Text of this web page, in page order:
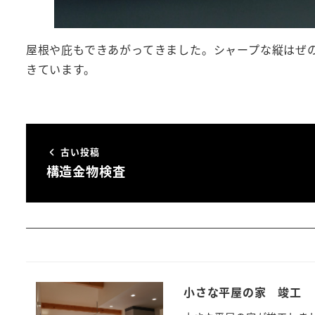
屋根や庇もできあがってきました。シャープな縦は
きています。
古い投稿
構造金物検査
小さな平屋の家 竣工